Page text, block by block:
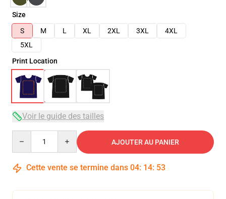
Size
S
M L XL 2XL 3XL
4XL
5XL
Print Location
Voir le guide des tailles
AJOUTER AU PANIER
Cette vente se termine dans 04: 14: 52